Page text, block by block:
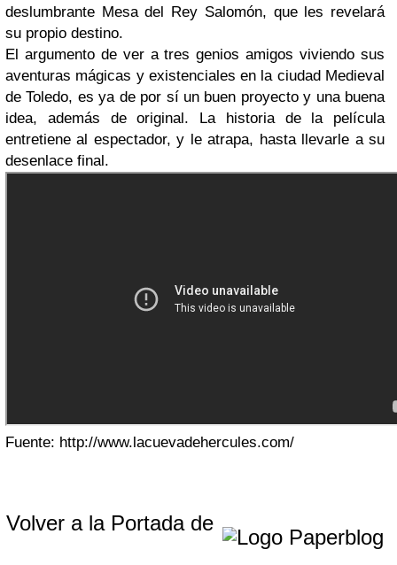
deslumbrante Mesa del Rey Salomón, que les revelará
su propio destino.
El argumento de ver a tres genios amigos viviendo sus
aventuras mágicas y existenciales en la ciudad Medieval
de Toledo, es ya de por sí un buen proyecto y una buena
idea, además de original. La historia de la película
entretiene al espectador, y le atrapa, hasta llevarle a su
desenlace final.
Fuente: http://www.lacuevadehercules.com/
Volver a la Portada de